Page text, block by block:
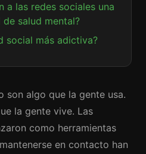
a las redes sociales una
salud mental?
social más adictiva?
son algo que la gente usa.
la gente vive. Las
como herramientas
en contacto han